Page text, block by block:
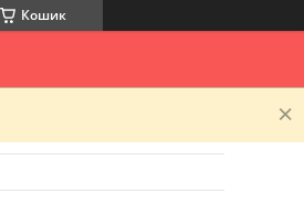
Кошик